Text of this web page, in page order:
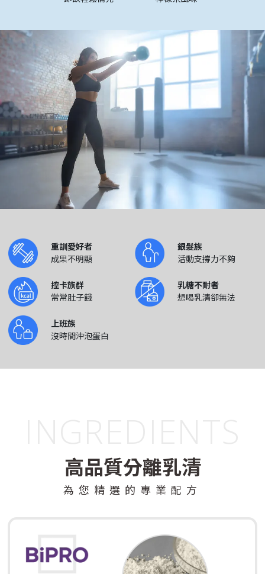
重訓愛好者
成果不明顯
銀髮族
活動支撐力不夠
控卡族群
常常肚子餓
乳糖不耐者
想喝乳清卻無法
上班族
沒時間沖泡蛋白
高品質分離乳清
為您精選的專業配方